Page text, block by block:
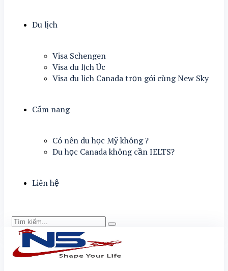
Du lịch
Visa Schengen
Visa du lịch Úc
Visa du lịch Canada trọn gói cùng New Sky
Cẩm nang
Có nên du học Mỹ không ?
Du học Canada không cần IELTS?
Liên hệ